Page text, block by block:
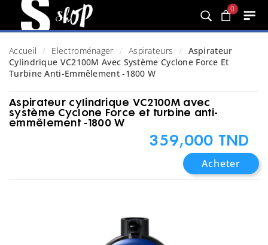
0
Accueil Electroménager Aspirateurs
Aspirateur
Cylindrique VC2100M Avec Système Cyclone Force Et
Turbine Anti-Emmêlement -1800 W
Aspirateur cylindrique VC2100M avec
système Cyclone Force et turbine anti-
emmêlement -1800 W
359,000 TND
Acheter